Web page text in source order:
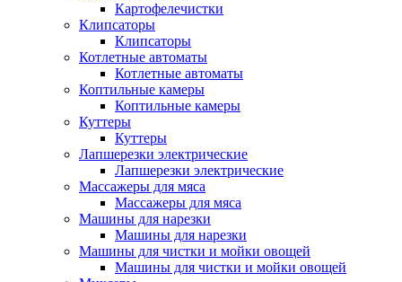
Картофелечистки
Клипсаторы
Клипсаторы
Котлетные автоматы
Котлетные автоматы
Коптильные камеры
Коптильные камеры
Куттеры
Куттеры
Лапшерезки электрические
Лапшерезки электрические
Массажеры для мяса
Массажеры для мяса
Машины для нарезки
Машины для нарезки
Машины для чистки и мойки овощей
Машины для чистки и мойки овощей